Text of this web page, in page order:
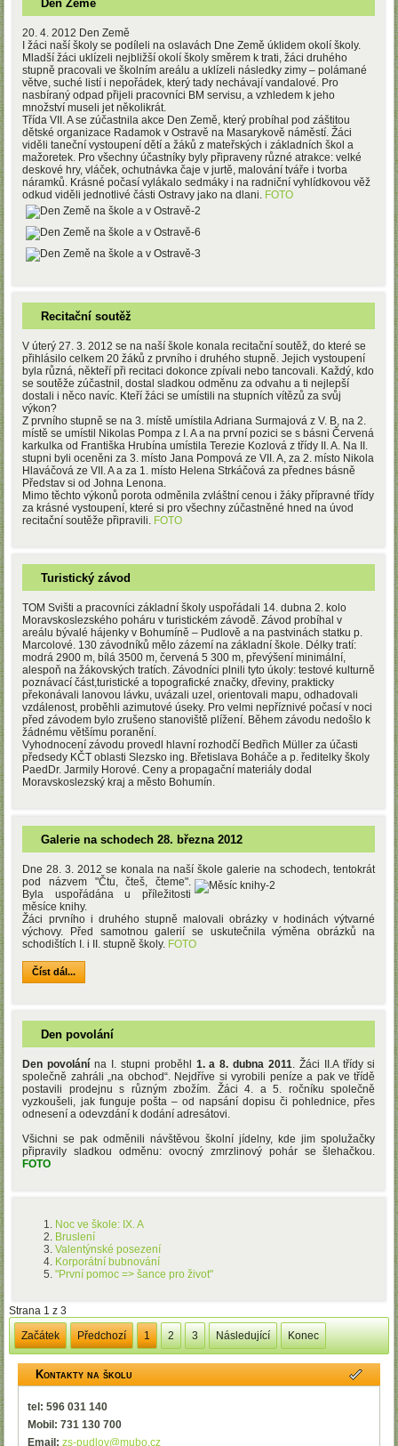
Den Země
20. 4. 2012 Den Země
I žáci naší školy se podíleli na oslavách Dne Země úklidem okolí školy.
Mladší žáci uklízeli nejbližší okolí školy směrem k trati, žáci druhého
stupně pracovali ve školním areálu a uklízeli následky zimy – polámané
větve, suché listí i nepořádek, který tady nechávají vandalové. Pro
nasbíraný odpad přijeli pracovníci BM servisu, a vzhledem k jeho
množství museli jet několikrát.
Třída VII. A se zúčastnila akce Den Země, který probíhal pod záštitou
dětské organizace Radamok v Ostravě na Masarykově náměstí. Žáci
viděli taneční vystoupení dětí a žáků z mateřských i základních škol a
mažoretek. Pro všechny účastníky byly připraveny různé atrakce: velké
deskové hry, vláček, ochutnávka čaje v jurtě, malování tváře i tvorba
náramků. Krásné počasí vylákalo sedmáky i na radniční vyhlídkovou věž
odkud viděli jednotlivé části Ostravy jako na dlani. FOTO
Recitační soutěž
V úterý 27. 3. 2012 se na naší škole konala recitační soutěž, do které se
přihlásilo celkem 20 žáků z prvního i druhého stupně. Jejich vystoupení
byla různá, někteří při recitaci dokonce zpívali nebo tancovali. Každý, kdo
se soutěže zúčastnil, dostal sladkou odměnu za odvahu a ti nejlepší
dostali i něco navíc. Kteří žáci se umístili na stupních vítězů za svůj
výkon?
Z prvního stupně se na 3. místě umístila Adriana Surmajová z V. B, na 2.
místě se umístil Nikolas Pompa z I. A a na první pozici se s básni Červená
karkulka od Františka Hrubína umístila Terezie Kozlová z třídy II. A. Na II.
stupni byli oceněni za 3. místo Jana Pompová ze VII. A, za 2. místo Nikola
Hlaváčová ze VII. A a za 1. místo Helena Strkáčová za přednes básně
Představ si od Johna Lenona.
Mimo těchto výkonů porota odměnila zvláštní cenou i žáky přípravné třídy
za krásné vystoupení, které si pro všechny zúčastněné hned na úvod
recitační soutěže připravili. FOTO
Turistický závod
TOM Svišti a pracovníci základní školy uspořádali 14. dubna 2. kolo
Moravskoslezského poháru v turistickém závodě. Závod probíhal v
areálu bývalé hájenky v Bohumíně – Pudlově a na pastvinách statku p.
Marcolové. 130 závodníků mělo zázemí na základní škole. Délky tratí:
modrá 2900 m, bílá 3500 m, červená 5 300 m, převýšení minimální,
alespoň na žákovských tratích. Závodníci plnili tyto úkoly: testové kulturně
poznávací část,turistické a topografické značky, dřeviny, prakticky
překonávali lanovou lávku, uvázali uzel, orientovali mapu, odhadovali
vzdálenost, proběhli azimutové úseky. Pro velmi nepříznivé počasí v noci
před závodem bylo zrušeno stanoviště plížení. Během závodu nedošlo k
žádnému většímu poranění.
Vyhodnocení závodu provedl hlavní rozhodčí Bedřich Müller za účasti
předsedy KČT oblasti Slezsko ing. Břetislava Boháče a p. ředitelky školy
PaedDr. Jarmily Horové. Ceny a propagační materiály dodal
Moravskoslezský kraj a město Bohumín.
Galerie na schodech 28. března 2012
Dne 28. 3. 2012 se konala na naší škole galerie na schodech, tentokrát
pod názvem "Čtu, čteš, čteme".
Byla uspořádána u příležitosti
měsíce knihy.
Žáci prvního i druhého stupně malovali obrázky v hodinách výtvarné
výchovy. Před samotnou galerií se uskutečnila výměna obrázků na
schodištích I. i II. stupně školy. FOTO
Číst dál...
Den povolání
Den povolání na I. stupni proběhl 1. a 8. dubna 2011. Žáci II.A třídy si
společně zahráli „na obchod“. Nejdříve si vyrobili peníze a pak ve třídě
postavili prodejnu s různým zbožím. Žáci 4. a 5. ročníku společně
vyzkoušeli, jak funguje pošta – od napsání dopisu či pohlednice, přes
odnesení a odevzdání k dodání adresátovi.
Všichni se pak odměnili návštěvou školní jídelny, kde jim spolužačky
připravily sladkou odměnu: ovocný zmrzlinový pohár se šlehačkou.
FOTO
Noc ve škole: IX. A
Bruslení
Valentýnské posezení
Korporátní bubnování
"První pomoc => šance pro život"
Strana 1 z 3
Začátek
Předchozí 1 2 3 Následující Konec
Kontakty na školu
tel: 596 031 140
Mobil: 731 130 700
Email:zs-pudlov@mubo.cz